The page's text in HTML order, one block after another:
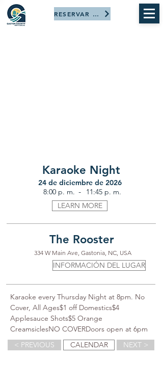
RESERVAR AHORA
Karaoke Night
24 de diciembre de 2026
8:00 p. m. -
11:45 p. m.
LEARN MORE
The Rooster
334 W Main Ave, Gastonia, NC, USA
INFORMACIÓN DEL LUGAR
Karaoke every Thursday Night at 8pm. No
Cover, All Ages$1 off Domestics$4
Applesauce Shots$5 Orange
CreamsiclesNO COVERDoors open at 6pm
< PREVIOUS
CALENDAR NEXT >